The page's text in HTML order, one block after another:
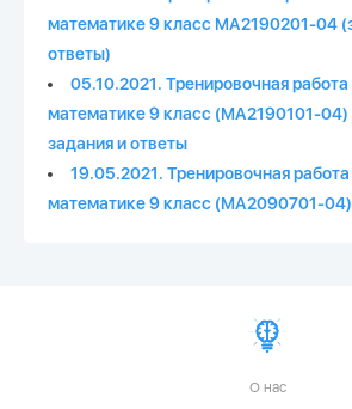
математике 9 класс МА2190201-04
ответы)
05.10.2021. Тренировочная
математике 9 класс (МА2190101-04)
задания и ответы
19.05.2021. Тренировочная
математике 9 класс (МА2090701-04)
О нас